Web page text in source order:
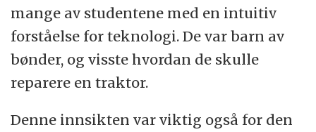
mange av studentene med en intuitiv
forståelse for teknologi. De var barn av
bønder, og visste hvordan de skulle
reparere en traktor.
Denne innsikten var viktig også for den